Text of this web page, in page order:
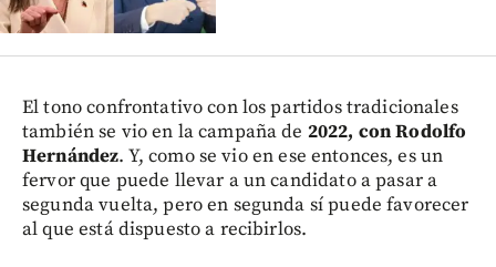
El tono confrontativo con los partidos tradicionales
también se vio en la campaña de 2022, con Rodolfo
Hernández. Y, como se vio en ese entonces, es un
fervor que puede llevar a un candidato a pasar a
segunda vuelta, pero en segunda sí puede favorecer
al que está dispuesto a recibirlos.